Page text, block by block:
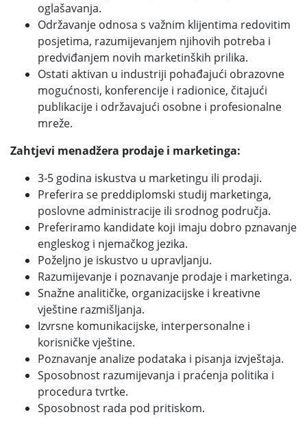
oglašavanja.
Održavanje odnosa s važnim klijentima redovitim
posjetima, razumijevanjem njihovih potreba i
predviđanjem novih marketinških prilika.
Ostati aktivan u industriji pohađajući obrazovne
mogućnosti, konferencije i radionice, čitajući
publikacije i održavajući osobne i profesionalne
mreže.
Zahtjevi menadžera prodaje i marketinga:
3-5 godina iskustva u marketingu ili prodaji.
Preferira se preddiplomski studij marketinga,
poslovne administracije ili srodnog područja.
Preferiramo kandidate koji imaju dobro pznavanje
engleskog i njemačkog jezika.
Poželjno je iskustvo u upravljanju.
Razumijevanje i poznavanje prodaje i marketinga.
Snažne analitičke, organizacijske i kreativne
vještine razmišljanja.
Izvrsne komunikacijske, interpersonalne i
korisničke vještine.
Poznavanje analize podataka i pisanja izvještaja.
Sposobnost razumijevanja i praćenja politika i
procedura tvrtke.
Sposobnost rada pod pritiskom.